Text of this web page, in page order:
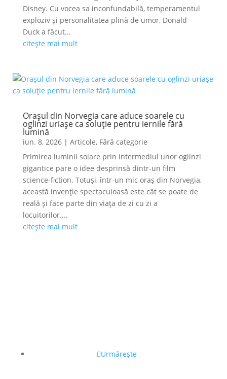
Disney. Cu vocea sa inconfundabilă, temperamentul
exploziv și personalitatea plină de umor, Donald
Duck a făcut...
citește mai mult
Orașul din Norvegia care aduce soarele cu
oglinzi uriașe ca soluție pentru iernile fără
lumină
iun. 8, 2026| Articole, Fără categorie
Primirea luminii solare prin intermediul unor oglinzi
gigantice pare o idee desprinsă dintr-un film
science-fiction. Totuși, într-un mic oraș din Norvegia,
această invenție spectaculoasă este cât se poate de
reală și face parte din viața de zi cu zi a
locuitorilor....
citește mai mult
Urmărește